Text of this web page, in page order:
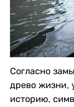
Согласно
древо жизни,
историю,